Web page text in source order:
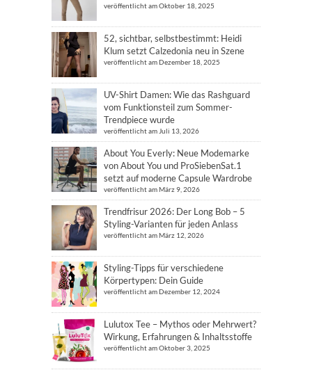
veröffentlicht am Oktober 18, 2025
52, sichtbar, selbstbestimmt: Heidi
Klum setzt Calzedonia neu in Szene
veröffentlicht am Dezember 18, 2025
UV-Shirt Damen: Wie das Rashguard
vom Funktionsteil zum Sommer-
Trendpiece wurde
veröffentlicht am Juli 13, 2026
About You Everly: Neue Modemarke
von About You und ProSiebenSat.1
setzt auf moderne Capsule Wardrobe
veröffentlicht am März 9, 2026
Trendfrisur 2026: Der Long Bob – 5
Styling-Varianten für jeden Anlass
veröffentlicht am März 12, 2026
Styling-Tipps für verschiedene
Körpertypen: Dein Guide
veröffentlicht am Dezember 12, 2024
Lulutox Tee – Mythos oder Mehrwert?
Wirkung, Erfahrungen & Inhaltsstoffe
veröffentlicht am Oktober 3, 2025